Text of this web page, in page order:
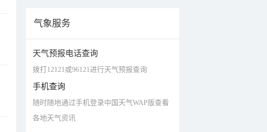
气象服务
天气预报电话查询
拨打12121或96121进行天气预报查询
手机查询
随时随地通过手机登录中国天气WAP版查看
各地天气资讯